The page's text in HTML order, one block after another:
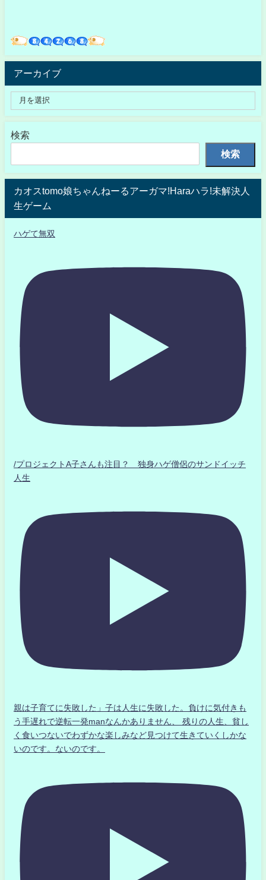
アーカイブ
検索
検索
カオスtomo娘ちゃんねーるアーガマ!Haraハラ!未解決人
生ゲーム
ハゲて無双
/プロジェクトA子さんも注目？ 独身ハゲ僧侶のサンドイッチ
人生
親は子育てに失敗した」子は人生に失敗した。負けに気付きも
う手遅れで逆転一発manなんかありません、 残りの人生、貧し
く食いつないでわずかな楽しみなど見つけて生きていくしかな
いのです。ないのです。